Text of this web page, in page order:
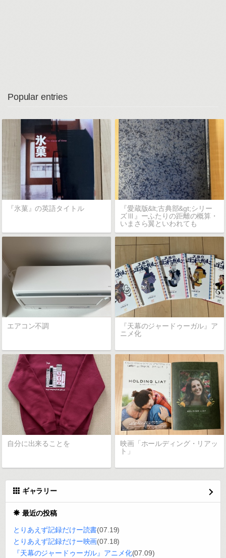
Popular entries
『氷菓』の英語タイトル
『愛蔵版&lt;古典部&gt;シリー
ズⅢ』ーふたりの距離の概算・
いまさら翼といわれても
エアコン不調
『天幕のジャードゥーガル』ア
ニメ化
自分に出来ることを
映画「ホールディング・リアッ
ト」
ギャラリー
最近の投稿
とりあえず記録だけー読書(07.19)
とりあえず記録だけー映画(07.18)
『天幕のジャードゥーガル』アニメ化(07.09)